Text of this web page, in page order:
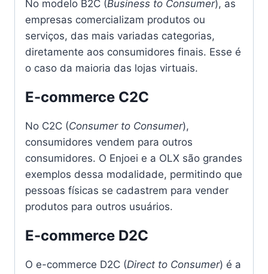
No modelo B2C (Business to Consumer), as
empresas comercializam produtos ou
serviços, das mais variadas categorias,
diretamente aos consumidores finais. Esse é
o caso da maioria das lojas virtuais.
E-commerce C2C
No C2C (Consumer to Consumer),
consumidores vendem para outros
consumidores. O Enjoei e a OLX são grandes
exemplos dessa modalidade, permitindo que
pessoas físicas se cadastrem para vender
produtos para outros usuários.
E-commerce D2C
O e-commerce D2C (Direct to Consumer) é a